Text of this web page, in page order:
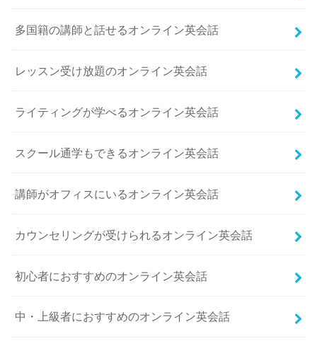
多国籍の講師と話せるオンライン英会話
レッスン受け放題のオンライン英会話
ライティングが学べるオンライン英会話
スクール通学もできるオンライン英会話
講師がオフィスにいるオンライン英会話
カウンセリングが受けられるオンライン英会話
初心者におすすめのオンライン英会話
中・上級者におすすめのオンライン英会話